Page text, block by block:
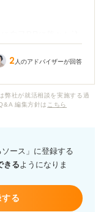
自己PRに落とし込
2 人のアドバイザーが回答
弊社が就活相談を実施する過
編集方針は こちら
ース」に登録する
きるようになりま
る